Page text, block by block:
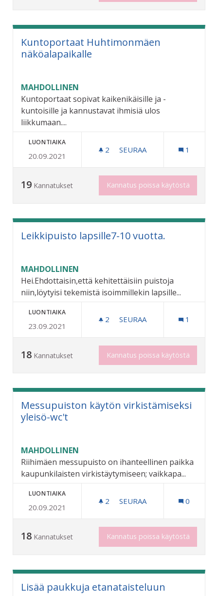
Kuntoportaat Huhtimonmäen
näköalapaikalle
MAHDOLLINEN
Kuntoportaat sopivat kaikenikäisille ja -
kuntoisille ja kannustavat ihmisiä ulos
liikkumaan....
LUONTIAIKA
20.09.2021
2 2 SEURAAJAA
SEURAA 1
19 Kannatukset Kannatus poissa käytöstä
Leikkipuisto lapsille7-10 vuotta.
MAHDOLLINEN
Hei.Ehdottaisin,että kehitettäisiin puistoja
niin,löytyisi tekemistä isoimmillekin lapsille...
LUONTIAIKA
23.09.2021
2 2 SEURAAJAA
SEURAA 1
18 Kannatukset Kannatus poissa käytöstä
Messupuiston käytön virkistämiseksi
yleisö-wc't
MAHDOLLINEN
Riihimäen messupuisto on ihanteellinen paikka
kaupunkilaisten virkistäytymiseen; vaikkapa...
LUONTIAIKA
20.09.2021
2 2 SEURAAJAA
SEURAA 0
18 Kannatukset Kannatus poissa käytöstä
Lisää paukkuja etanataisteluun